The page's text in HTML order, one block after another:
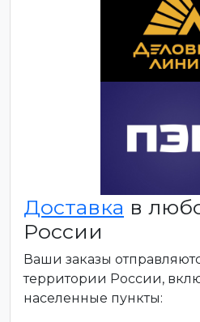
Доставка в
России
Ваши заказы
территории России,
населенные пункты: